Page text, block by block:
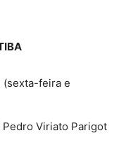
(sexta-feira e
Viriato Parigot